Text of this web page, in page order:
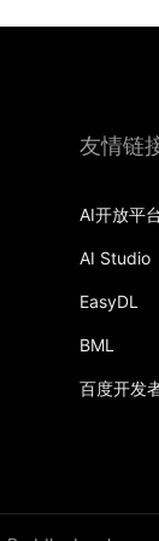
友情链
AI开放平
AI Studio
EasyDL
BML
百度开发